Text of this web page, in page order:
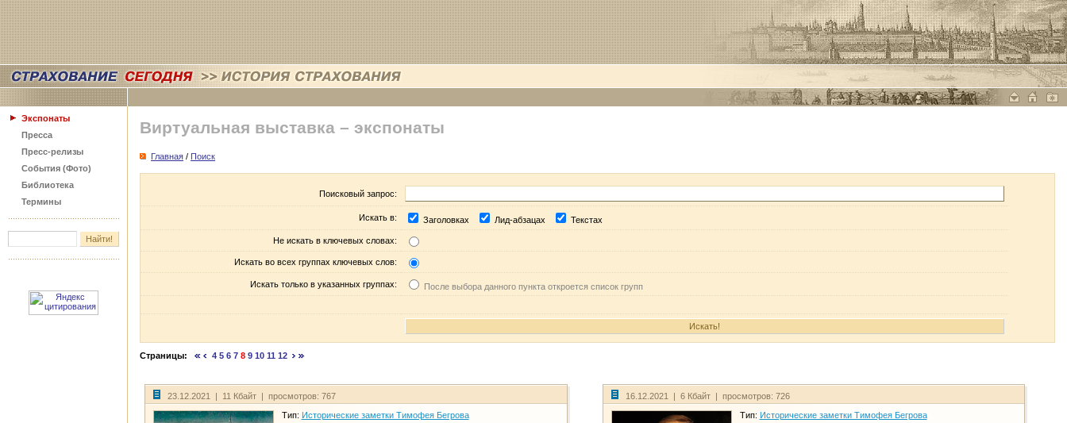
Экспонаты
Пресса
Пресс-релизы
События (Фото)
Библиотека
Термины
Виртуальная выставка – экспонаты
Главная / Поиск
Поисковый запрос:
Искать в: Заголовках Лид-абзацах Текстах
Не искать в ключевых словах:
Искать во всех группах ключевых слов:
Искать только в указанных группах: После выбора данного пункта откроется список групп
Страницы: 4 5 6 7 8 9 10 11 12
23.12.2021 | 11 Кбайт | просмотров: 767
Тип: Исторические заметки Тимофея Бегрова
16.12.2021 | 6 Кбайт | просмотров: 726
Тип: Исторические заметки Тимофея Бегрова